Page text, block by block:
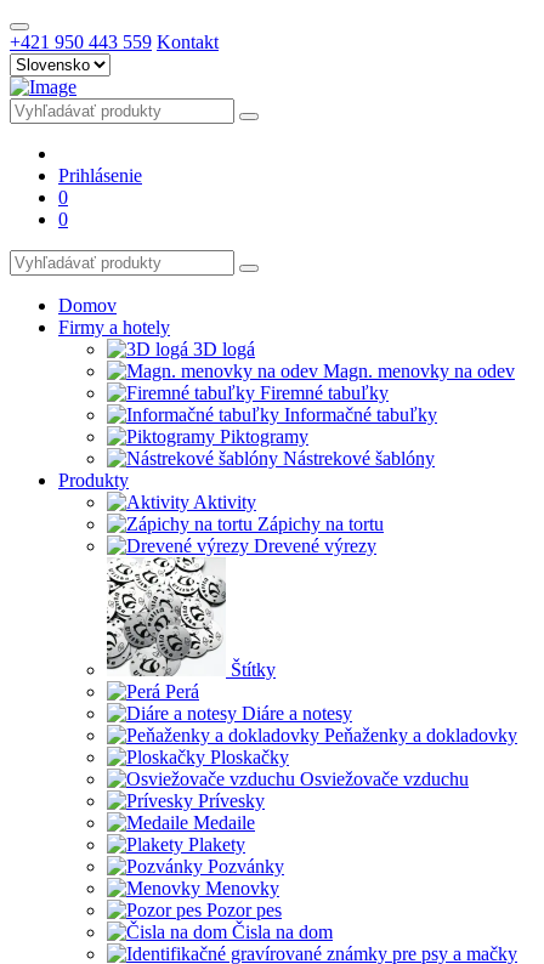
+421 950 443 559 Kontakt
Prihlásenie
0
0
Domov
Firmy a hotely
3D logá
Magn. menovky na odev
Firemné tabuľky
Informačné tabuľky
Piktogramy
Nástrekové šablóny
Produkty
Aktivity
Zápichy na tortu
Drevené výrezy
Štítky
Perá
Diáre a notesy
Peňaženky a dokladovky
Ploskačky
Osviežovače vzduchu
Prívesky
Medaile
Plakety
Pozvánky
Menovky
Pozor pes
Čisla na dom